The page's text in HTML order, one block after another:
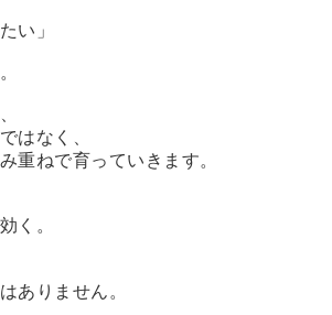
い」
はなく、
重ねで育っていきます。
く。
ありません。